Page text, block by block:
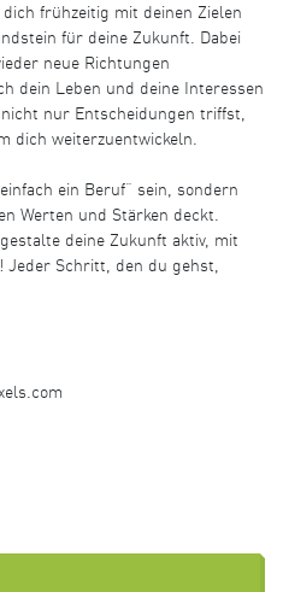
frühzeitig mit deinen Zielen
für deine Zukunft. Dabei
neue Richtungen
dein Leben und deine Interessen
nur Entscheidungen triffst,
dich weiterzuentwickeln.
ein Beruf“ sein, sondern
Werten und Stärken deckt.
deine Zukunft aktiv, mit
Schritt, den du gehst,